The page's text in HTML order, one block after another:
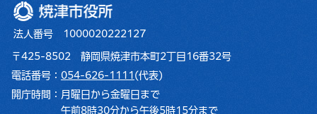
焼津市役所
法人番号 1000020222127
〒425-8502 静岡県焼津市本町2丁目16番32号
電話番号： 054-626-1111 (代表)
開庁時間： 月曜日から金曜日まで
午前8時30分から午後5時15分まで